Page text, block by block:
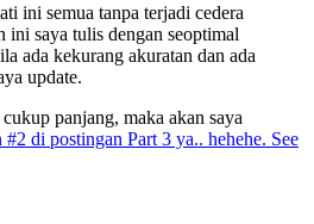
ini semua tanpa terjadi cedera
ini saya tulis dengan seoptimal
ada kekurang akuratan dan ada
update.
panjang, maka akan saya
di postingan Part 3 ya.. hehehe. See